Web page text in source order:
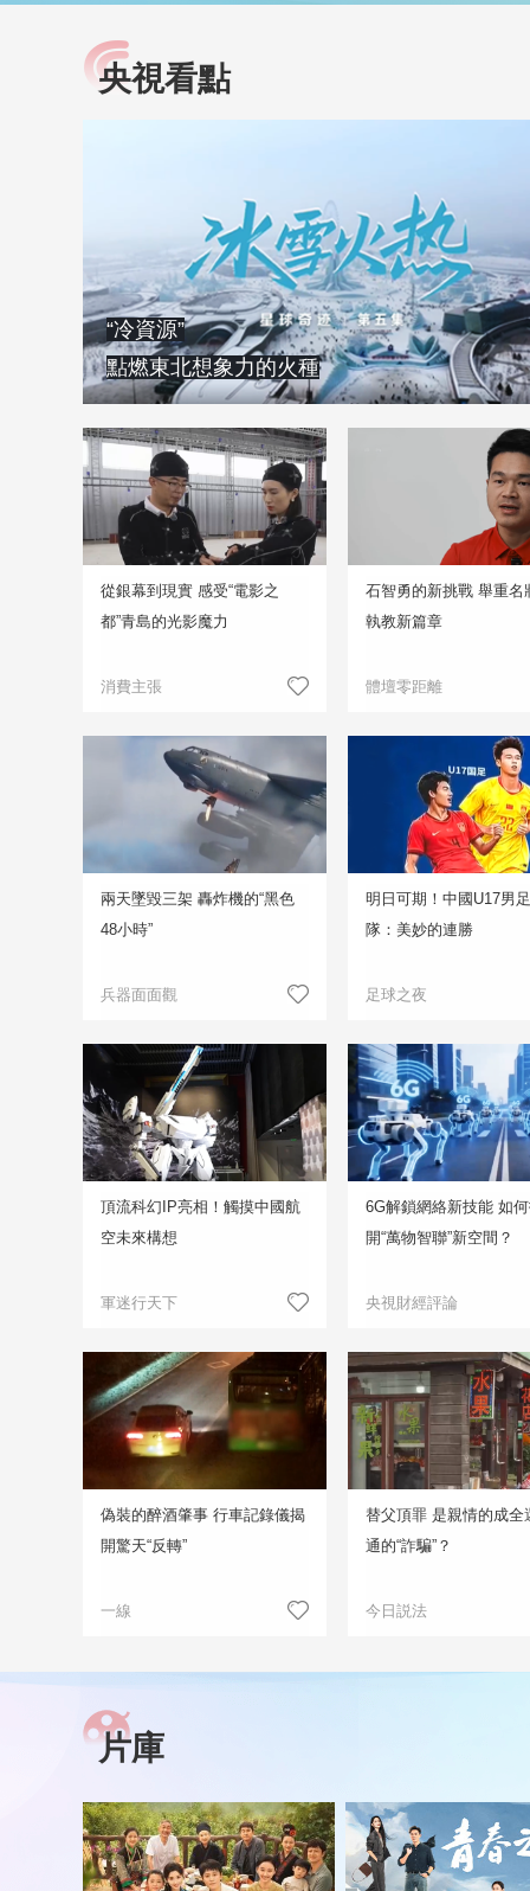
小央視頻
央視網原創視頻子品牌，
提高全民健康素養水
康》，向所有人分享
知識！
央視看點
“冷資源”
點燃東北想象力的火種
從銀幕到現實 感受“電影之
都”青島的光影魔力
消費主張
石智勇的新挑戰 舉重名
執教新篇章
體壇零距離
兩天墜毀三架 轟炸機的“黑色
48小時”
兵器面面觀
明日可期！中國U17男
隊：美妙的連勝
足球之夜
頂流科幻IP亮相！觸摸中國航
空未來構想
軍迷行天下
6G解鎖網絡新技能 如
開“萬物智聯”新空間？
央視財經評論
偽裝的醉酒肇事 行車記錄儀揭
開驚天“反轉”
一線
替父頂罪 是親情的成全
通的“詐騙”？
今日説法
片庫